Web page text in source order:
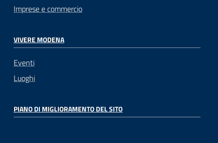
Imprese e commercio
VIVERE MODENA
Eventi
Luoghi
PIANO DI MIGLIORAMENTO DEL SITO